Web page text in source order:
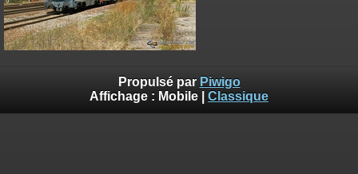
Propulsé par Piwigo
Affichage : Mobile Classique